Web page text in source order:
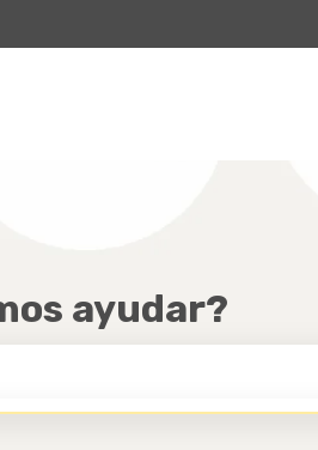
de
ayudar?
ESTÁ VACÍO.